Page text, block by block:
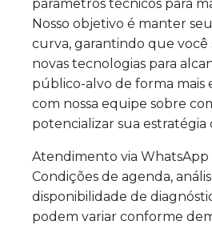
parâmetros técnicos para
Nosso objetivo é manter
curva, garantindo que você
novas tecnologias para
público-alvo de forma mais
com nossa equipe sobre
potencializar sua estratégia
Atendimento via WhatsApp
Condições de agenda,
disponibilidade de
podem variar conforme